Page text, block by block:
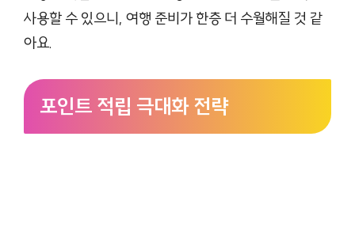
사용할 수 있으니, 여행 준비가 한층 더 수월해질 것 같
아요.
포인트 적립 극대화 전략